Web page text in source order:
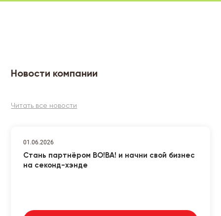
Новости компании
Читать все новости
01.06.2026
Стань партнёром ВО!ВА! и начни свой бизнес
на секонд-хэнде